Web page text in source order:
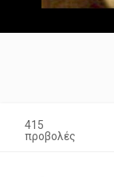
415
προβολές